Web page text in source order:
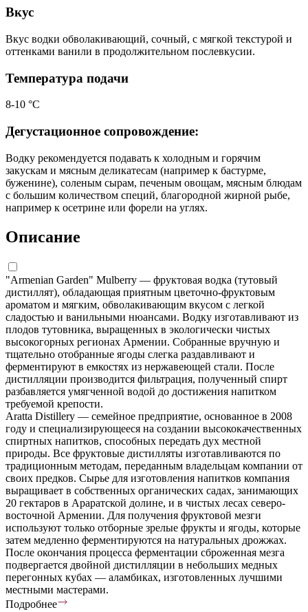
Вкус
Вкус водки обволакивающий, сочный, с мягкой текстурой и
оттенками ванили в продолжительном послевкусии.
Температура подачи
8-10 °С
Дегустационное сопровождение:
Водку рекомендуется подавать к холодным и горячим
закускам и мясным деликатесам (например к бастурме,
буженине), соленым сырам, печеным овощам, мясным блюдам
с большим количеством специй, благородной жирной рыбе,
например к осетрине или форели на углях.
Описание
"Armenian Garden" Mulberry — фруктовая водка (тутовый
дистиллят), обладающая приятным цветочно-фруктовым
ароматом и мягким, обволакивающим вкусом с легкой
сладостью и ванильными нюансами. Водку изготавливают из
плодов тутовника, выращенных в экологически чистых
высокогорных регионах Армении. Собранные вручную и
тщательно отобранные ягоды слегка раздавливают и
ферментируют в емкостях из нержавеющей стали. После
дистилляции производится фильтрация, полученный спирт
разбавляется умягченной водой до достижения напитком
требуемой крепости.
Aratta Distillery — семейное предприятие, основанное в 2008
году и специализирующееся на создании высококачественных
спиртных напитков, способных передать дух местной
природы. Все фруктовые дистилляты изготавливаются по
традиционным методам, переданным владельцам компании от
своих предков. Сырье для изготовления напитков компания
выращивает в собственных органических садах, занимающих
20 гектаров в Араратской долине, и в чистых лесах северо-
восточной Армении. Для получения фруктовой мезги
используют только отборные зрелые фрукты и ягоды, которые
затем медленно ферментируются на натуральных дрожжах.
После окончания процесса ферментации сброженная мезга
подвергается двойной дистилляции в небольших медных
перегонных кубах — аламбиках, изготовленных лучшими
местными мастерами.
Подробнее